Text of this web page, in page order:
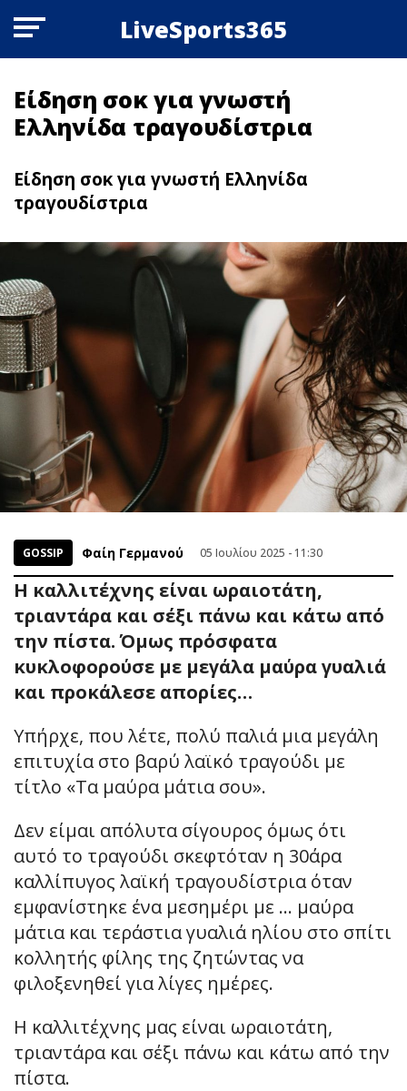
LiveSports365
Είδηση σoκ για γνωστή
Ελληνίδα τραγουδίστρια
Είδηση σoκ για γνωστή Ελληνίδα
τραγουδίστρια
GOSSIP Φαίη Γερμανού 05 Ιουλίου 2025 - 11:30
Η καλλιτέχνης είναι ωραιοτάτη,
τριαντάρα και σέξι πάνω και κάτω από
την πίστα. Όμως πρόσφατα
κυκλοφορούσε με μεγάλα μαύρα γυαλιά
και προκάλεσε απορίες…
Υπήρχε, που λέτε, πολύ παλιά μια μεγάλη
επιτυχία στο βαρύ λαϊκό τραγούδι με
τίτλο «Τα μαύρα μάτια σου».
Δεν είμαι απόλυτα σίγουρος όμως ότι
αυτό το τραγούδι σκεφτόταν η 30άρα
καλλίπυγος λαϊκή τραγουδίστρια όταν
εμφανίστηκε ένα μεσημέρι με … μαύρα
μάτια και τεράστια γυαλιά ηλίου στο σπίτι
κολλητής φίλης της ζητώντας να
φιλοξενηθεί για λίγες ημέρες.
Η καλλιτέχνης μας είναι ωραιοτάτη,
τριαντάρα και σέξι πάνω και κάτω από την
πίστα.